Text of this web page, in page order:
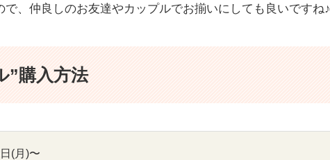
、仲良しのお友達やカップルでお揃いにしても良いですね♪
”購入方法
(月)〜